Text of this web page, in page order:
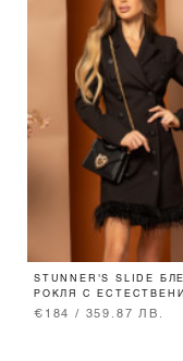
STUNNER'S SLIDE
РОКЛЯ С
€184 / 359.87 ЛВ.